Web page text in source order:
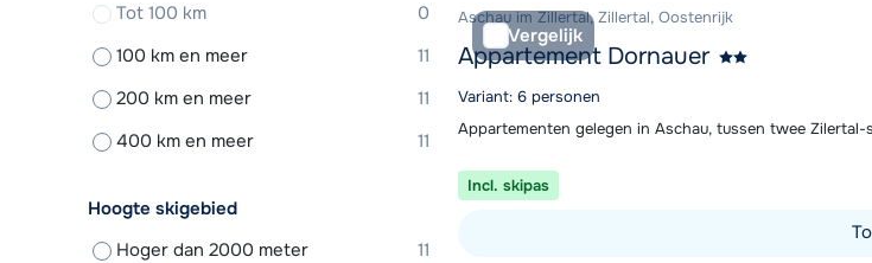
Vergelijk
Aschau im Zillertal, Zillertal, Oostenrijk
Appartement Dornauer
Variant: 6 personen
Appartementen gelegen in Aschau, tussen twee Zilertal-
Incl. skipas
Tot 100 km
0
100 km en meer
11
200 km en meer
11
400 km en meer
11
Hoogte skigebied
Hoger dan 2000 meter
11